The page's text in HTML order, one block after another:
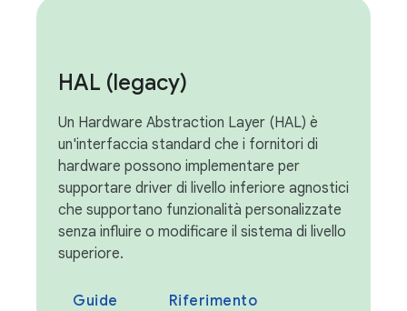
HAL (legacy)
Un Hardware Abstraction Layer (HAL) è
un'interfaccia standard che i fornitori di
hardware possono implementare per
supportare driver di livello inferiore agnostici
che supportano funzionalità personalizzate
senza influire o modificare il sistema di livello
superiore.
Guide Riferimento